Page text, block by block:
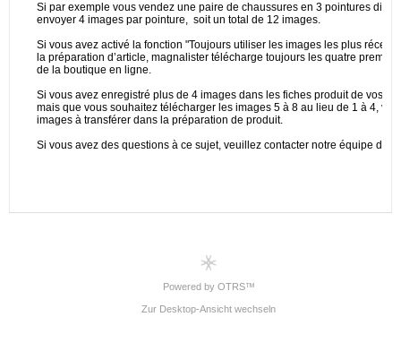
Powered by OTRS™
Zur Desktop-Ansicht wechseln